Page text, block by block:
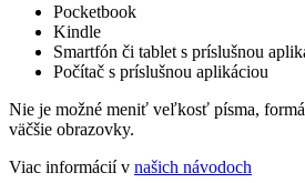
Pocketbook
Kindle
Smartfón či tablet s príslušnou
Počítač s príslušnou aplikáciou
Nie je možné meniť veľkosť písma,
väčšie obrazovky.
Viac informácií v našich návodoch